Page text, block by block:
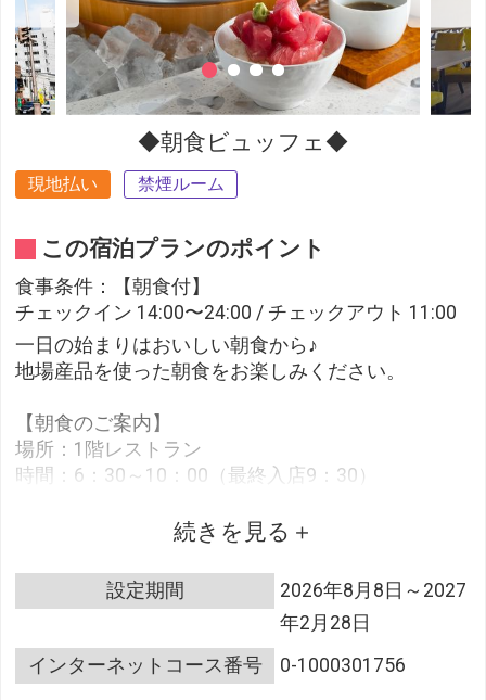
◆朝食ビュッフェ◆
現地払い 禁煙ルーム
この宿泊プランのポイント
食事条件：【朝食付】
チェックイン 14:00〜24:00 / チェックアウト 11:00
一日の始まりはおいしい朝食から♪
地場産品を使った朝食をお楽しみください。
【朝食のご案内】
場所：1階レストラン
時間：6：30～10：00（最終入店9：30）
でバラエティー豊富なメニューをご用意していま
【客室のご案内】
・海側の客室からは陸奥湾が一望でき、山側の客室
からは市内の街並み、八甲田連峰を望むことができ
続きを見る
設定期間
2026年8月8日～2027
年2月28日
インターネットコース番号
0-1000301756